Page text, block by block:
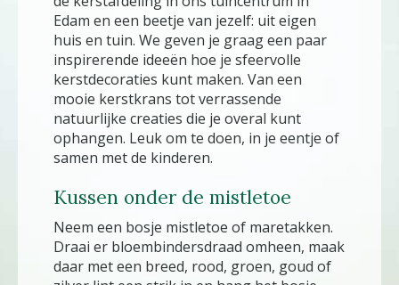
Edam en een beetje van jezelf: uit eigen
huis en tuin. We geven je graag een paar
inspirerende ideeën hoe je sfeervolle
kerstdecoraties kunt maken. Van een
mooie kerstkrans tot verrassende
natuurlijke creaties die je overal kunt
ophangen. Leuk om te doen, in je eentje of
samen met de kinderen.
Kussen onder de mistletoe
Neem een bosje mistletoe of maretakken.
Draai er bloembindersdraad omheen, maak
daar met een breed, rood, groen, goud of